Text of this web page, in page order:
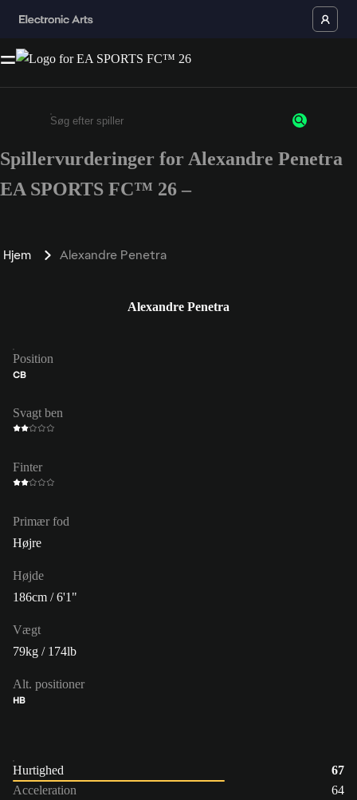
Enter a minimum of 3 characters or numbers
Spillervurderinger for Alexandre Penetra
EA SPORTS FC™ 26 –
Hjem Alexandre Penetra
Alexandre Penetra
Position
CB
Svagt ben
Finter
Primær fod
Højre
Højde
186cm / 6'1"
Vægt
79kg / 174lb
Alt. positioner
HB
Hurtighed
67
Acceleration
64